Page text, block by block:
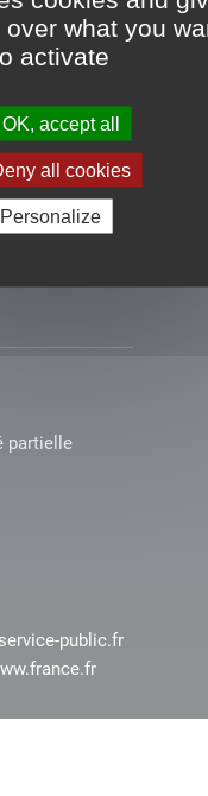
what you
activate
OK, accept all
all cookies
Personalize
partielle
public.fr